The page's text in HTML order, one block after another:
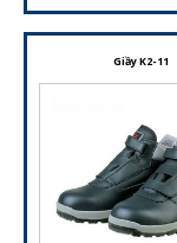
Giầy K2-11